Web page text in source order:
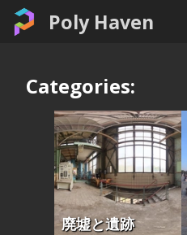
Poly Haven
Categories:
廃墟と遺跡